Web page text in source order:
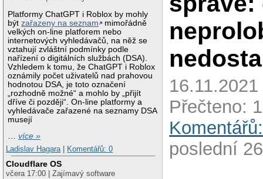
Platformy ChatGPT i Roblox by mohly
býtzařazeny na seznam
mimořádně
velkých on-line platforem nebo
internetových vyhledávačů, na něž se
vztahují zvláštní podmínky podle
nařízení o digitálních službách (DSA).
Vzhledem k tomu, že ChatGPT i Roblox
oznámily počet uživatelů nad prahovou
hodnotou DSA, je toto označení
„rozhodně možné“ a mohlo by „přijít
dříve či později“. On-line platformy a
vyhledávače zařazené na seznamy DSA
musejí
…více »
Ladislav Hagara
Komentářů: 0
Cloudflare OS
včera 17:00 | Zajímavý software
Přečteno:
poslední